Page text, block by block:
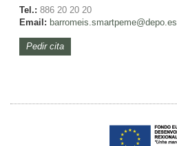
Tel.: 886 20 20 20
Email: barromeis.smartpeme@depo.es
Pedir cita